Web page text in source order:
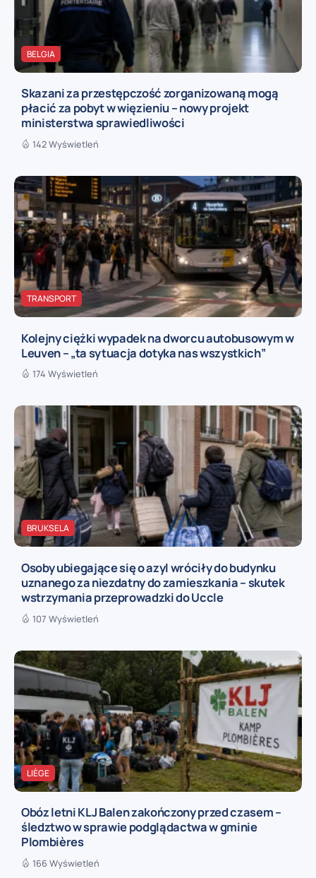
BELGIA
Skazani za przestępczość zorganizowaną mogą
płacić za pobyt w więzieniu – nowy projekt
ministerstwa sprawiedliwości
142 Wyświetleń
TRANSPORT
Kolejny ciężki wypadek na dworcu autobusowym w
Leuven – „ta sytuacja dotyka nas wszystkich”
174 Wyświetleń
BRUKSELA
Osoby ubiegające się o azyl wróciły do budynku
uznanego za niezdatny do zamieszkania – skutek
wstrzymania przeprowadzki do Uccle
107 Wyświetleń
LIÈGE
Obóz letni KLJ Balen zakończony przed czasem –
śledztwo w sprawie podglądactwa w gminie
Plombières
166 Wyświetleń